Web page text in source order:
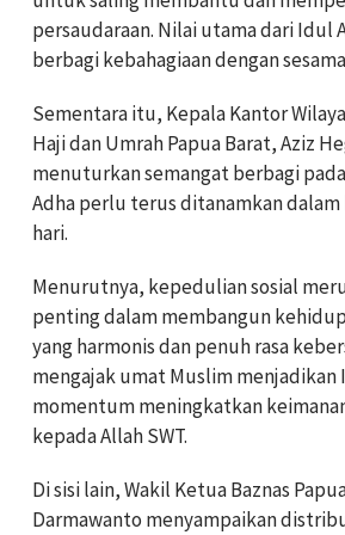
persaudaraan. Nilai utama dari Idul
berbagi kebahagiaan dengan
Sementara itu, Kepala Kantor
Haji dan Umrah Papua Barat, Aziz
menuturkan semangat berbagi
Adha perlu terus ditanamkan
hari.
Menurutnya, kepedulian sosial
penting dalam membangun
yang harmonis dan penuh rasa
mengajak umat Muslim menjadikan
momentum meningkatkan
kepada Allah SWT.
Di sisi lain, Wakil Ketua Baznas
Darmawanto menyampaikan